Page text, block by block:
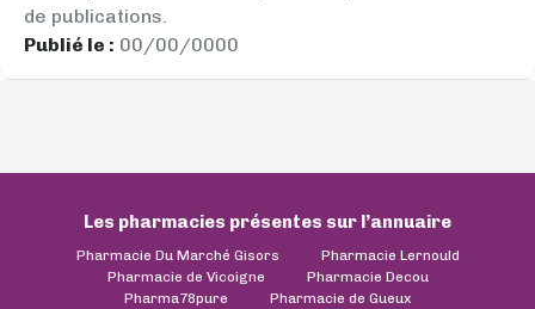
de publications.
Publié le : 00/00/0000
Les pharmacies présentes sur l’annuaire
Pharmacie Du Marché Gisors
Pharmacie Lernould
Pharmacie de Vicoigne
Pharmacie Decou
Pharma78pure
Pharmacie de Gueux